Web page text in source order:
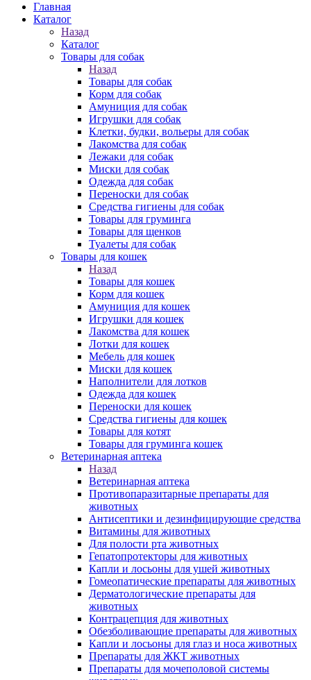
Главная
Каталог
Назад
Каталог
Товары для собак
Назад
Товары для собак
Корм для собак
Амуниция для собак
Игрушки для собак
Клетки, будки, вольеры для собак
Лакомства для собак
Лежаки для собак
Миски для собак
Одежда для собак
Переноски для собак
Средства гигиены для собак
Товары для груминга
Товары для щенков
Туалеты для собак
Товары для кошек
Назад
Товары для кошек
Корм для кошек
Амуниция для кошек
Игрушки для кошек
Лакомства для кошек
Лотки для кошек
Мебель для кошек
Миски для кошек
Наполнители для лотков
Одежда для кошек
Переноски для кошек
Средства гигиены для кошек
Товары для котят
Товары для груминга кошек
Ветеринарная аптека
Назад
Ветеринарная аптека
Противопаразитарные препараты для
животных
Антисептики и дезинфицирующие средства
Витамины для животных
Для полости рта животных
Гепатопротекторы для животных
Капли и лосьоны для ушей животных
Гомеопатические препараты для животных
Дерматологические препараты для
животных
Контрацепция для животных
Обезболивающие препараты для животных
Капли и лосьоны для глаз и носа животных
Препараты для ЖКТ животных
Препараты для мочеполовой системы